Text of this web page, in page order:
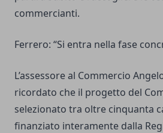
commercianti.
Ferrero: “Si entra nella fase
L’assessore al Commercio
ricordato che il progetto del
selezionato tra oltre cinquanta
finanziato interamente dalla